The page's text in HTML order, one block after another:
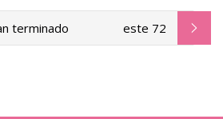
terminado este 72